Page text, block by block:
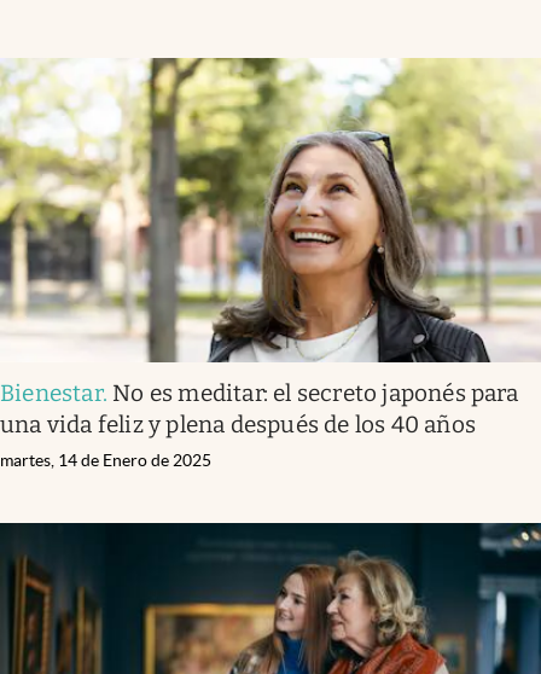
Bienestar. No es meditar: el secreto japonés para
una vida feliz y plena después de los 40 años
martes, 14 de Enero de 2025